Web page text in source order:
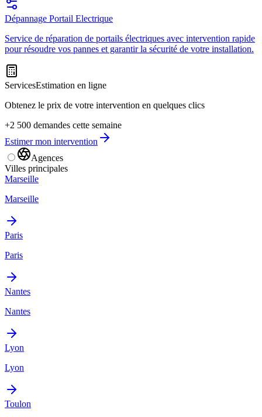
Dépannage Portail Electrique
Service de réparation de portails électriques avec intervention rapide
pour résoudre vos pannes et garantir la sécurité de votre installation.
ServicesEstimation en ligne
Obtenez le prix de votre intervention en quelques clics
+2 500 demandes cette semaine
Estimer mon intervention
Agences
Villes principales
Marseille
Marseille
Paris
Paris
Nantes
Nantes
Lyon
Lyon
Toulon